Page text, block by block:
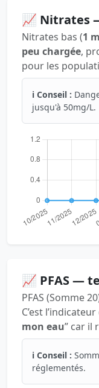
📈 Nitrates
Nitrates bas (1
peu chargée,
pour les
ℹ️ Conseil :
jusqu'à 50mg/L.
📈 PFAS —
PFAS (Somme
C’est
mon eau” car il
ℹ️ Conseil :
réglementés.